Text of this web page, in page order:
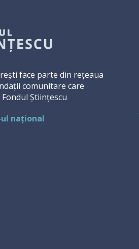
face parte din rețeaua
comunitare care
Științescu
național